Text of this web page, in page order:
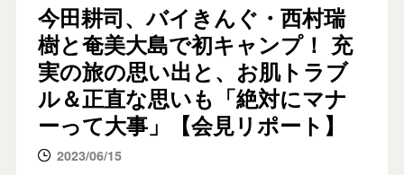
今田耕司、バイきんぐ・西村瑞
樹と奄美大島で初キャンプ！ 充
実の旅の思い出と、お肌トラブ
ル＆正直な思いも「絶対にマナ
ーって大事」【会見リポート】
2023/06/15